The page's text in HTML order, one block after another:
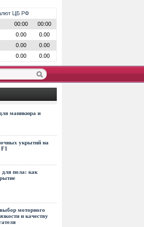
ЦБ РФ
00:00
00:00
0.00
0.00
0.00
0.00
0.00 0.00
маникюра и
укрытий на
для пола: как
моторного
и качеству